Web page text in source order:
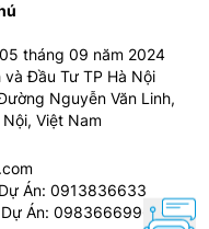
tháng 09 năm 2024
và Đầu Tư TP Hà Nội
Nguyễn Văn Linh,
Việt Nam
Án: 0913836633
Án: 0983666996